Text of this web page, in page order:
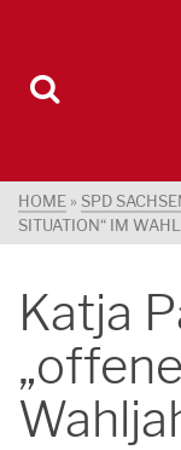
HOME » SPD
SITUATION“ IM
Katja